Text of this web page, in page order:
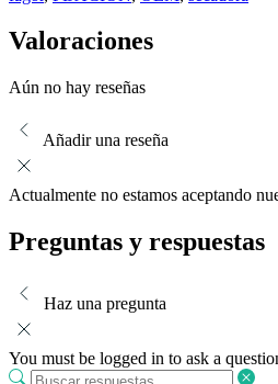
Valoraciones
Aún no hay reseñas
Añadir una reseña
Actualmente no estamos aceptando
Preguntas y respuestas
Haz una pregunta
You must be logged in to ask a